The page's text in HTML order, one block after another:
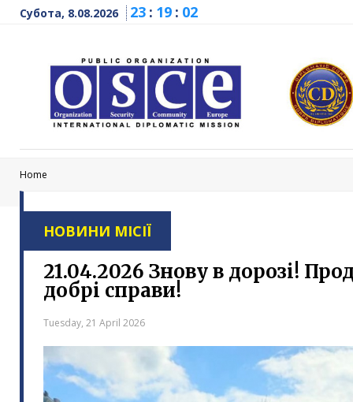
Субота, 8.08.2026 23 : 19 : 03
Home
НОВИНИ МІСІЇ
21.04.2026 Знову в дорозі!
добрі справи!
Tuesday, 21 April 2026